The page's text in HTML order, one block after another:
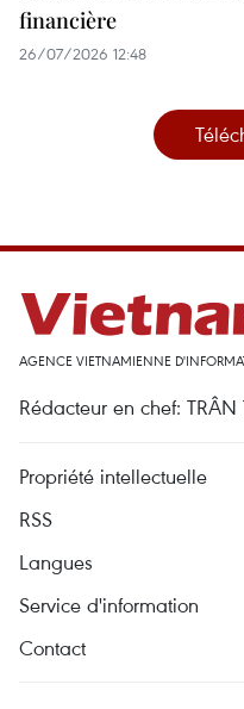
financière
26/07/2026 12:48
AGENCE VIETNAMIENNE
Rédacteur en chef: TRÂN
Propriété intellectuelle
RSS
Langues
Service d'information
Contact